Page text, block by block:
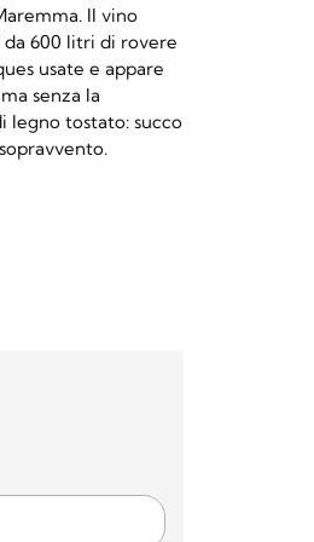
Il vino
600 litri di rovere
usate e appare
senza la
legno tostato: succo